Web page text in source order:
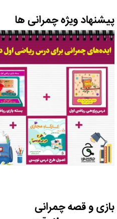
پیشنهاد ویژه چمرانی ها
بازی و قصه چمرانی